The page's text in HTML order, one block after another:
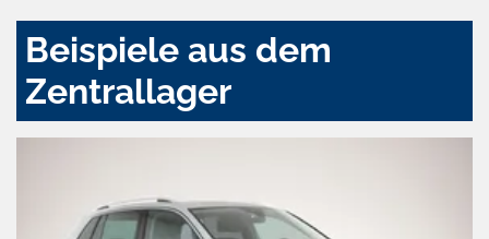
Beispiele aus dem
Zentrallager